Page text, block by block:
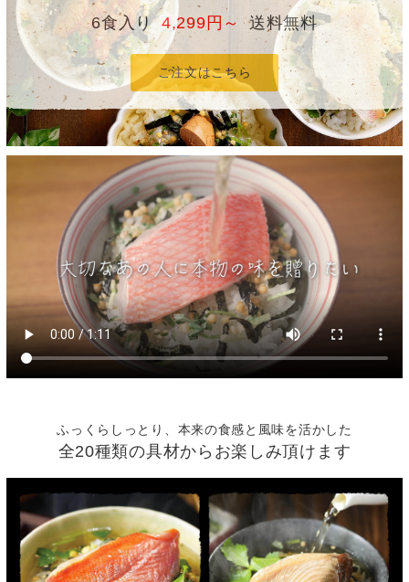
6食入り 4,299円～ 送料無料
ご注文はこちら
ふっくらしっとり、本来の食感と風味を活かした
全20種類の具材からお楽しみ頂けます